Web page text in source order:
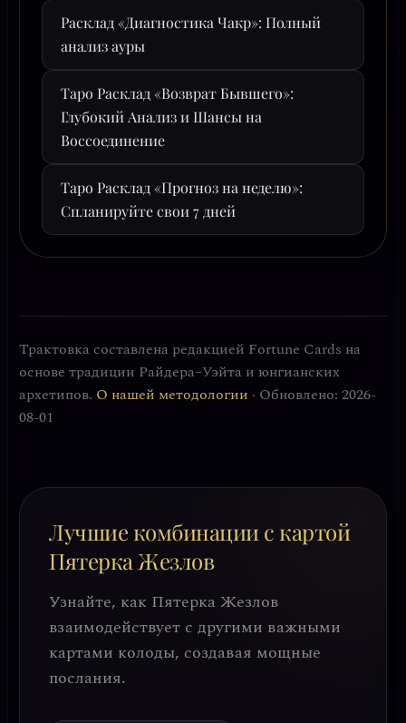
Расклад «Диагностика Чакр»: Полный
анализ ауры
Таро Расклад «Возврат Бывшего»:
Глубокий Анализ и Шансы на
Воссоединение
Таро Расклад «Прогноз на неделю»:
Спланируйте свои 7 дней
Трактовка составлена редакцией Fortune Cards на
основе традиции Райдера–Уэйта и юнгианских
архетипов. О нашей методологии · Обновлено: 2026-
08-01
Лучшие комбинации с картой
Пятерка Жезлов
Узнайте, как Пятерка Жезлов
взаимодействует с другими важными
картами колоды, создавая мощные
послания.